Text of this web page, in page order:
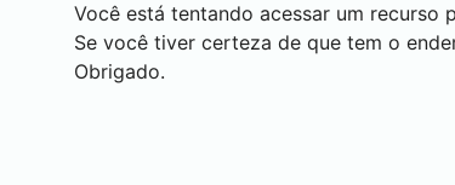
Você está tentando acessar um recurso
Se você tiver certeza de que tem o
Obrigado.